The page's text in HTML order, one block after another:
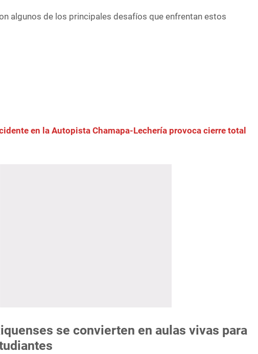
algunos de los principales desafíos que enfrentan estos
en la Autopista Chamapa-Lechería provoca cierre total
se convierten en aulas vivas para